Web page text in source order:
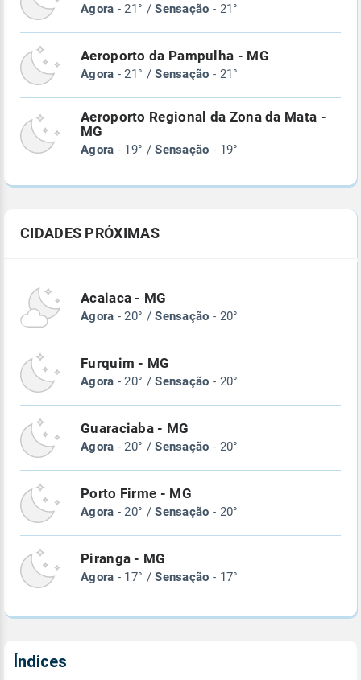
Agora - 21° /Sensação - 21°
Aeroporto da Pampulha - MG
Agora - 21° /Sensação - 21°
Aeroporto Regional da Zona da Mata -
MG
Agora - 19° /Sensação - 19°
CIDADES PRÓXIMAS
Acaiaca - MG
Agora - 20° /Sensação - 20°
Furquim - MG
Agora - 20° /Sensação - 20°
Guaraciaba - MG
Agora - 20° /Sensação - 20°
Porto Firme - MG
Agora - 20° /Sensação - 20°
Piranga - MG
Agora - 17° /Sensação - 17°
Índices